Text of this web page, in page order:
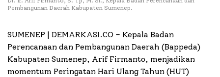
Pembangunan Daerah Kabupaten Sumenep.
SUMENEP | DEMARKASI.CO – Kepala Badan
Perencanaan dan Pembangunan Daerah (Bappeda)
Kabupaten Sumenep, Arif Firmanto, menjadikan
momentum Peringatan Hari Ulang Tahun (HUT)